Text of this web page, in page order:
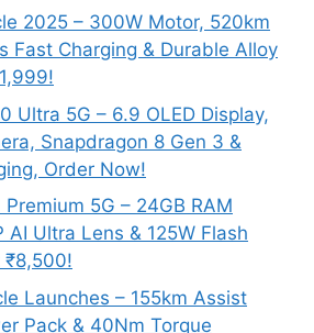
2025 – 300W Motor, 520km
Fast Charging & Durable Alloy
Ultra 5G – 6.9 OLED Display,
Snapdragon 8 Gen 3 &
Order Now!
5G – 24GB RAM
AI Ultra Lens & 125W Flash
₹8,500!
Launches – 155km Assist
Pack & 40Nm Torque